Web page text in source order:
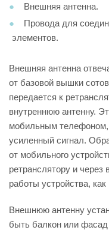
Внешняя антенна.
Провода для
элементов.
Внешняя антенна
от базовой вышки
передается к
внутреннюю антенну.
мобильным телефоном,
усиленный сигнал.
от мобильного
ретранслятору и
работы устройства,
Внешнюю антенну
быть балкон или